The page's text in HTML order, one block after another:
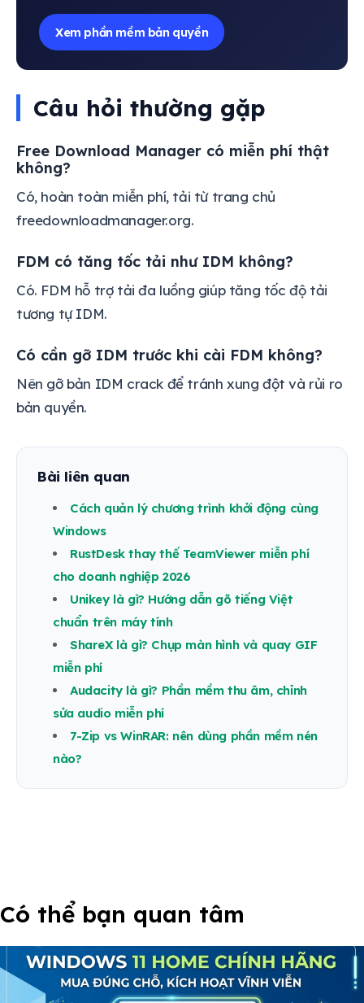
Xem phần mềm bản quyền
Câu hỏi thường gặp
Free Download Manager có miễn phí thật
không?
Có, hoàn toàn miễn phí, tải từ trang chủ
freedownloadmanager.org.
FDM có tăng tốc tải như IDM không?
Có. FDM hỗ trợ tải đa luồng giúp tăng tốc độ tải
tương tự IDM.
Có cần gỡ IDM trước khi cài FDM không?
Nên gỡ bản IDM crack để tránh xung đột và rủi ro
bản quyền.
Bài liên quan
Cách quản lý chương trình khởi động cùng
Windows
RustDesk thay thế TeamViewer miễn phí
cho doanh nghiệp 2026
Unikey là gì? Hướng dẫn gõ tiếng Việt
chuẩn trên máy tính
ShareX là gì? Chụp màn hình và quay GIF
miễn phí
Audacity là gì? Phần mềm thu âm, chỉnh
sửa audio miễn phí
7-Zip vs WinRAR: nên dùng phần mềm nén
nào?
Có thể bạn quan tâm